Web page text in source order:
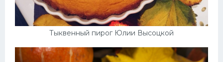
Тыквенный пирог Юлии Высоцкой